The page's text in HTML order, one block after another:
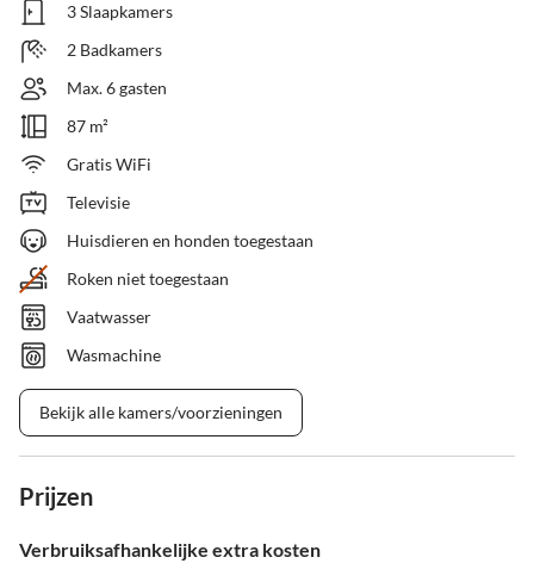
3 Slaapkamers
2 Badkamers
Max. 6 gasten
87 m²
Gratis WiFi
Televisie
Huisdieren en honden toegestaan
Roken niet toegestaan
Vaatwasser
Wasmachine
Bekijk alle kamers/voorzieningen
Prijzen
Verbruiksafhankelijke extra kosten